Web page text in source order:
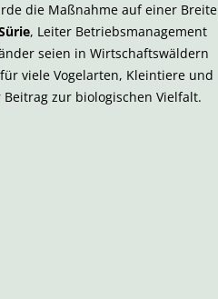
die Maßnahme auf einer Breite
, Leiter Betriebsmanagement
seien in Wirtschaftswäldern
viele Vogelarten, Kleintiere und
zur biologischen Vielfalt.